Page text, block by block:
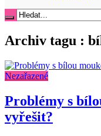
Archiv tagu :
Nezařazené
Problémy s
vyřešit?